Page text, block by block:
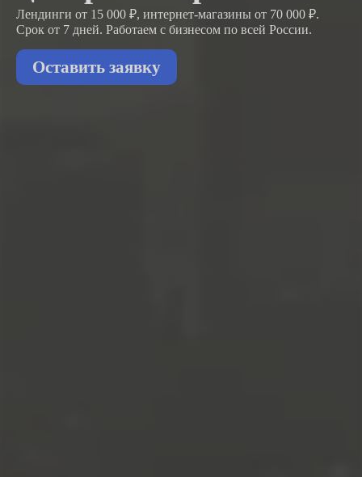
Лендинги от 15 000 ₽, интернет-магазины от 70 000 ₽.
Срок от 7 дней. Работаем с бизнесом по всей России.
Оставить заявку